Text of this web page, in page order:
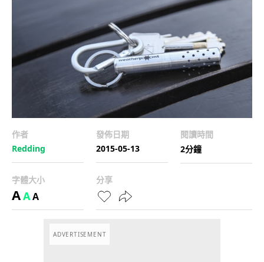
作者
Redding
發佈日期
2015-05-13
閱讀時間
2分鐘
字體大小
AAA
分享
ADVERTISEMENT